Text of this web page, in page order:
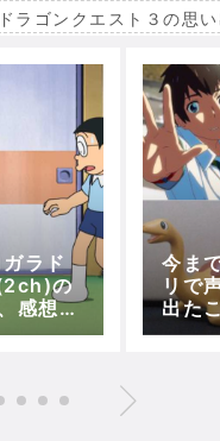
ドラゴンクエスト３の思い
ラド
の
感想！
ん】
今ま
リで
出た